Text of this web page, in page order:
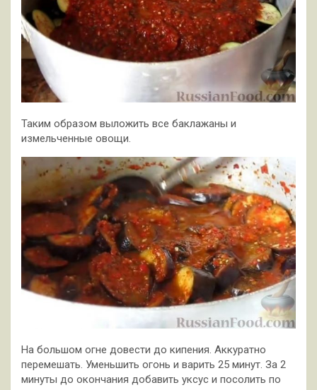
Таким образом выложить все баклажаны и
измельченные овощи.
На большом огне довести до кипения. Аккуратно
перемешать. Уменьшить огонь и варить 25 минут. За 2
минуты до окончания добавить уксус и посолить по